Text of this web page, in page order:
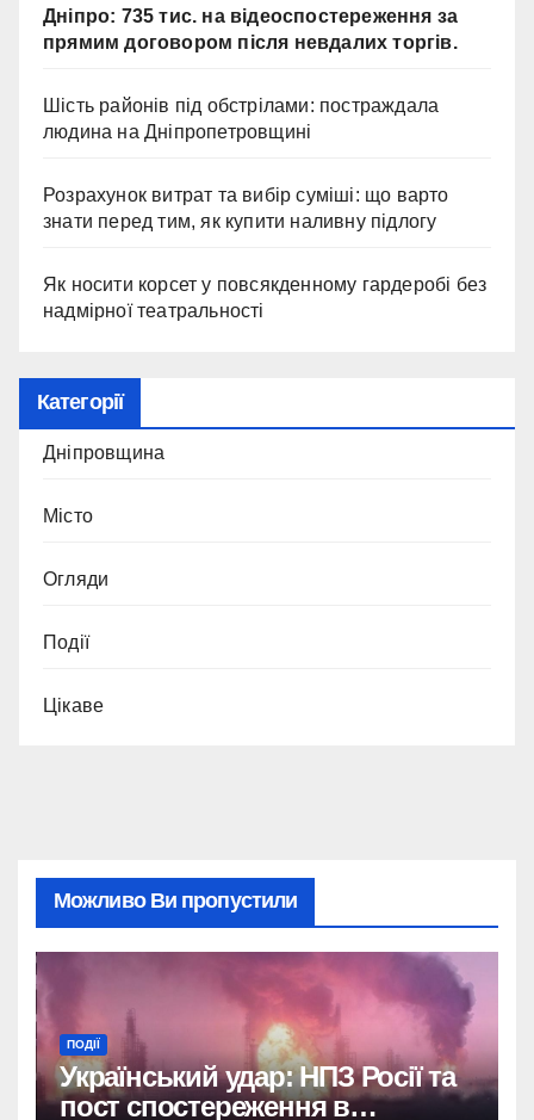
Дніпро: 735 тис. на відеоспостереження за
прямим договором після невдалих торгів.
Шість районів під обстрілами: постраждала
людина на Дніпропетровщині
Розрахунок витрат та вибір суміші: що варто
знати перед тим, як купити наливну підлогу
Як носити корсет у повсякденному гардеробі без
надмірної театральності
Категорії
Дніпровщина
Місто
Огляди
Події
Цікаве
Можливо Ви пропустили
ПОДІЇ
Український удар: НПЗ Росії та
пост спостереження в